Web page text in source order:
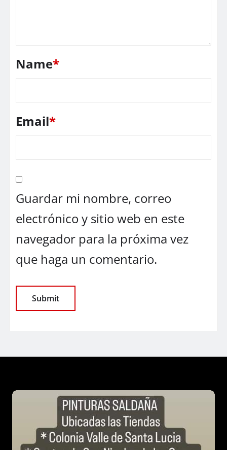
Name*
Email*
Guardar mi nombre, correo
electrónico y sitio web en este
navegador para la próxima vez
que haga un comentario.